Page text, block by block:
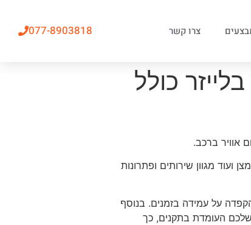
צרו קשר 077-8903818
כולל
אוויר ברכב.
ועוד מגוון שירותים ופתרונות
על עמידה בזמנים. בנוסף
שלכם העומדת בתקנים, כך